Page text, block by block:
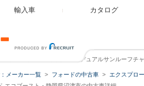
輸入車 カタログ
コブースト 100台限定モデルデュアルサンルーフ
メーカー一覧 フォードの中古車 エクスプロ